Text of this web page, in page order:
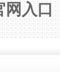
网入口